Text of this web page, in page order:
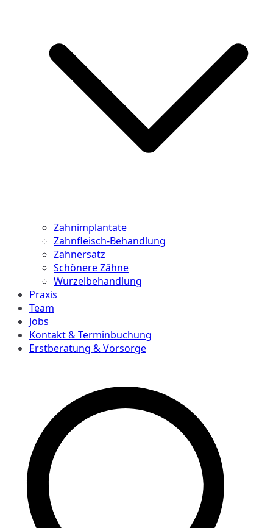
Zahnimplantate
Zahnfleisch-Behandlung
Zahnersatz
Schönere Zähne
Wurzelbehandlung
Praxis
Team
Jobs
Kontakt & Terminbuchung
Erstberatung & Vorsorge